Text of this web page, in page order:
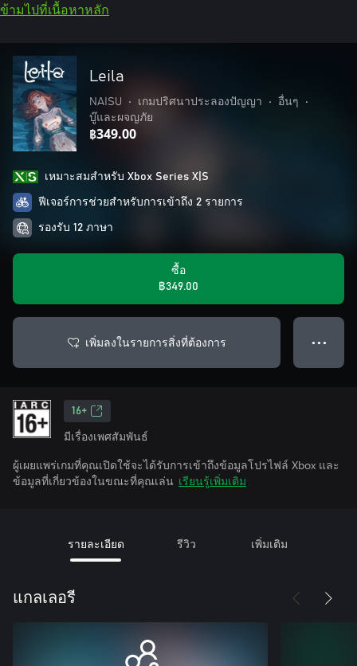
ข้ามไปที่เนื้อหาหลัก
Leila
NAISU • เกมปริศนาประลองปัญญา • อื่นๆ
•
บู๊และผจญภัย
฿349.00
เหมาะสมสําหรับ Xbox Series X|S
ฟีเจอร์การช่วยสำหรับการเข้าถึง 2 รายการ
รองรับ 12 ภาษา
ซื้อ
฿349.00
เพิ่มลงในรายการสิ่งที่ต้องการ ● ● ●
16+
มีเรื่องเพศสัมพันธ์
ผู้เผยแพร่เกมที่คุณเปิดใช้จะได้รับการเข้าถึงข้อมูลโปรไฟล์ Xbox และ
ข้อมูลที่เกี่ยวข้องในขณะที่คุณเล่น เรียนรู้เพิ่มเติม
รายละเอียด รีวิว เพิ่มเติม
แกลเลอรี